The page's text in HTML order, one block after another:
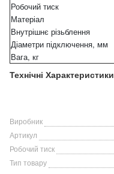
Технічні Характеристики
Робочий тиск
Матеріал
Внутрішнє різьблення
Діаметри підключення, мм
Вага, кг
Виробник
Артикул
Робочий тиск
Тип товару